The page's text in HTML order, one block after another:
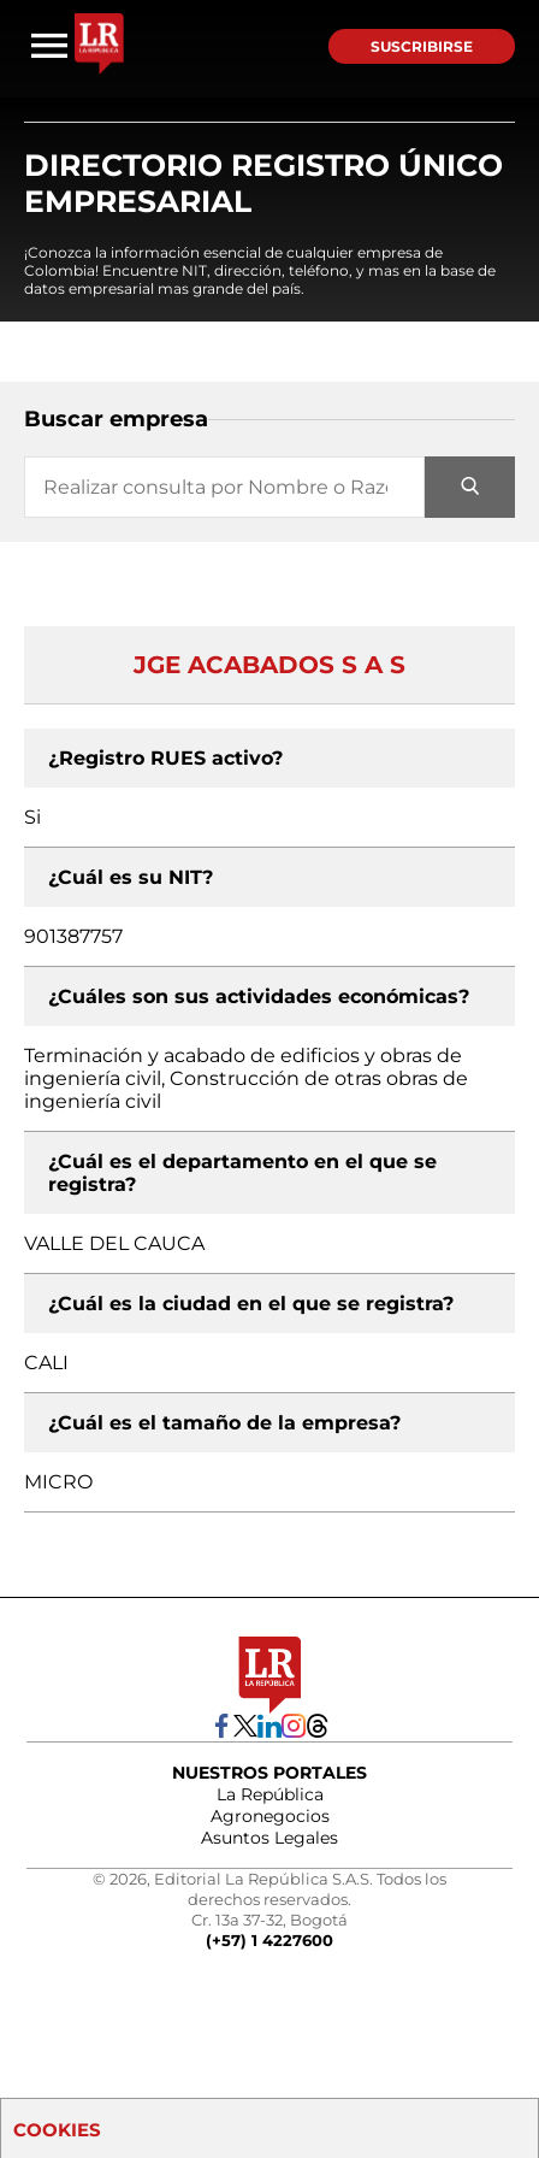
SUSCRIBIRSE
DIRECTORIO REGISTRO ÚNICO
EMPRESARIAL
¡Conozca la información esencial de cualquier empresa de
Colombia! Encuentre NIT, dirección, teléfono, y mas en la base de
datos empresarial mas grande del país.
Buscar empresa
JGE ACABADOS S A S
¿Registro RUES activo?
Si
¿Cuál es su NIT?
901387757
¿Cuáles son sus actividades económicas?
Terminación y acabado de edificios y obras de
ingeniería civil, Construcción de otras obras de
ingeniería civil
¿Cuál es el departamento en el que se
registra?
VALLE DEL CAUCA
¿Cuál es la ciudad en el que se registra?
CALI
¿Cuál es el tamaño de la empresa?
MICRO
NUESTROS PORTALES
La República
Agronegocios
Asuntos Legales
© 2026, Editorial La República S.A.S. Todos los
derechos reservados.
Cr. 13a 37-32, Bogotá
(+57) 1 4227600
COOKIES